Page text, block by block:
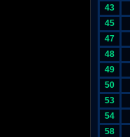
43
45
47
48
49
50
53
54
58